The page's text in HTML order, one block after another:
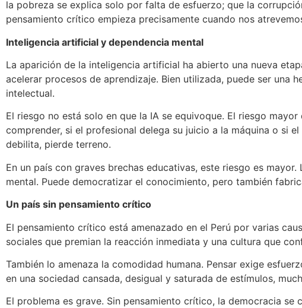
la pobreza se explica solo por falta de esfuerzo; que la
pensamiento crítico empieza precisamente cuando nos
Inteligencia artificial y dependencia mental
La aparición de la inteligencia artificial ha abierto una nueva
acelerar procesos de aprendizaje. Bien utilizada, puede ser una
intelectual.
El riesgo no está solo en que la IA se equivoque. El riesgo
comprender, si el profesional delega su juicio a la máquina o si
debilita, pierde terreno.
En un país con graves brechas educativas, este riesgo es
mental. Puede democratizar el conocimiento, pero también
Un país sin pensamiento crítico
El pensamiento crítico está amenazado en el Perú por varias
sociales que premian la reacción inmediata y una cultura que
También lo amenaza la comodidad humana. Pensar exige
en una sociedad cansada, desigual y saturada de estímulos,
El problema es grave. Sin pensamiento crítico, la democracia